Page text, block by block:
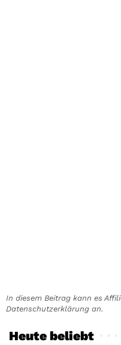
In diesem Beitrag kann es
Datenschutzerklärung an.
Heute beliebt